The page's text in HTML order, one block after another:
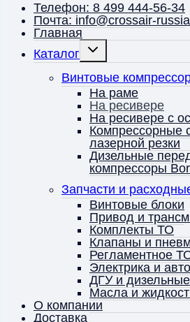
Телефон: 8 499 444-56-34
Почта: info@crossair-
Главная
Каталог
Переключить
Винтовые
На раме
На ресивере
На ресивере с
Компрессорные
лазерной резки
Дизельные
компрессоры
Запчасти и
Винтовые блоки
Привод и
Комплекты ТО
Клапаны и
Регламентное
Электрика и
ДГУ и
Масла и
О компании
Доставка